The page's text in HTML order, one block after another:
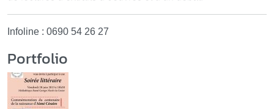
Infoline : 0690 54 26 27
Portfolio